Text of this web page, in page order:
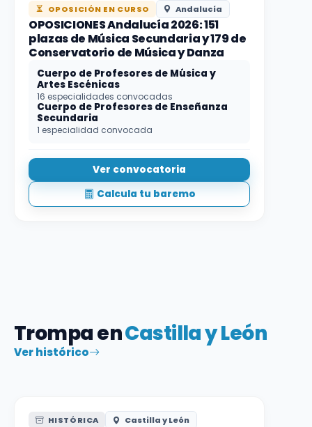
OPOSICIÓN EN CURSO Andalucía
OPOSICIONES Andalucía 2026: 151
plazas de Música Secundaria y 179 de
Conservatorio de Música y Danza
Cuerpo de Profesores de Música y
Artes Escénicas
16 especialidades convocadas
Cuerpo de Profesores de Enseñanza
Secundaria
1 especialidad convocada
Ver convocatoria
Calcula tu baremo
Trompa enCastilla y León
Ver histórico
HISTÓRICA Castilla y León